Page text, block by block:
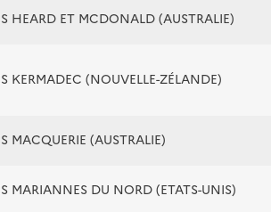
HEARD ET MCDONALD (AUSTRALIE)
KERMADEC (NOUVELLE-ZÉLANDE)
MACQUERIE (AUSTRALIE)
MARIANNES DU NORD (ETATS-UNIS)